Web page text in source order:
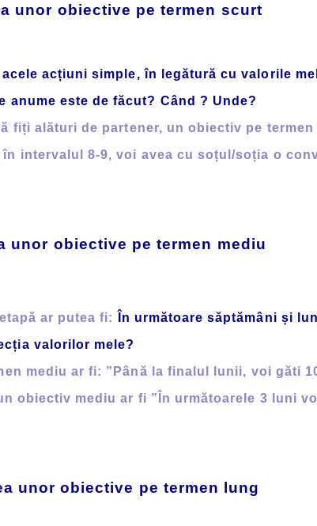
unor obiective pe termen scurt
acțiuni simple, în legătură cu valorile
anume este de făcut? Când ? Unde?
alături de partener, un obiectiv pe termen
intervalul 8-9, voi avea cu soțul/soția o
unor obiective pe termen mediu
ar putea fi:
În următoare săptămâni și
valorilor mele?
mediu ar fi: ”Până la finalul lunii, voi găti
mediu ar fi ”În următoarele 3 luni
unor obiective pe termen lung